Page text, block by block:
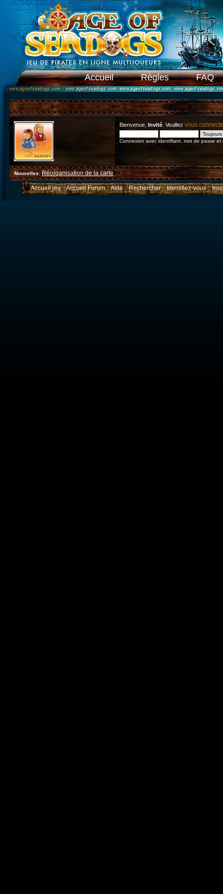
Accueil Règles FAQ
Bienvenue, Invité . Veuillez vous
Connexion avec identifiant, mot de passe et
Nouvelles: Réorganisation de la carte
Accueil jeu::Accueil Forum::Aide::Rechercher::Identifiez-vous::